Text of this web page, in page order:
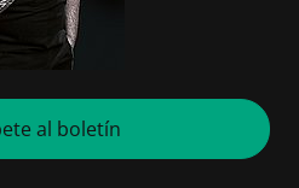
al boletín